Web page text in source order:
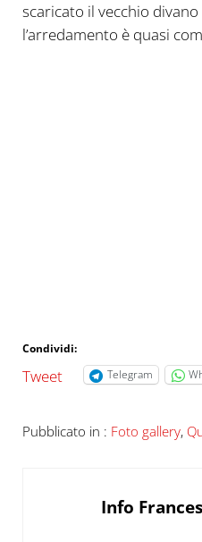
scaricato il vecchio
l’arredamento è quasi
Condividi:
Tweet Telegram
Pubblicato in : Foto gallery,
Info